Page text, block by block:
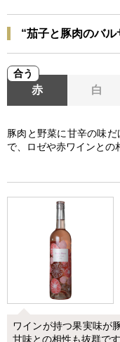
“茄子と豚肉のバ
合う
赤 白
豚肉と野菜に甘辛の味
で、ロゼや赤ワインとの
ワインが持つ果実味が
甘味との相性も抜群です